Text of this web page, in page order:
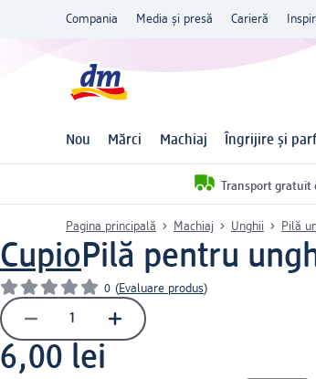
Compania Media și presă Carieră
Nou Mărci Machiaj Îngrijire și
Transport gratuit
Pagina principală Machiaj Unghii Pilă
CupioPilă pentru
0 (Evaluare produs)
6,00 lei